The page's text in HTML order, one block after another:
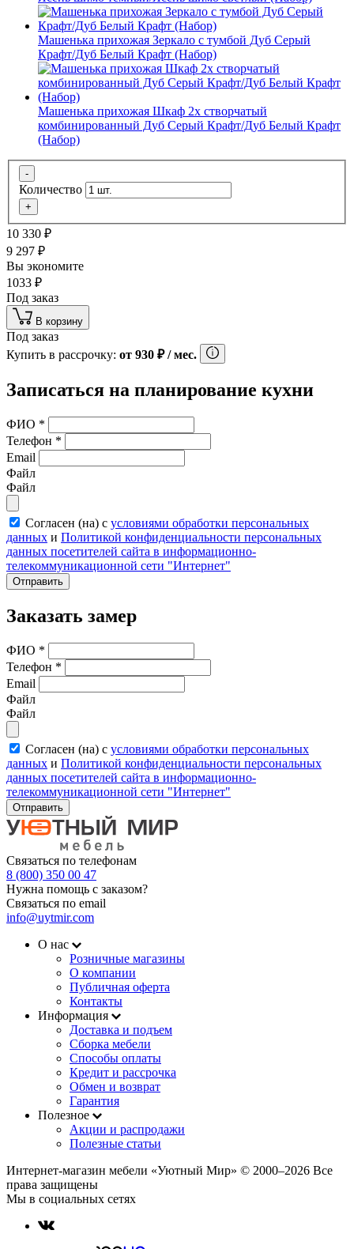
Машенька прихожая Зеркало с тумбой Дуб Серый
Крафт/Дуб Белый Крафт (Набор)
Машенька прихожая Шкаф 2х створчатый
комбинированный Дуб Серый Крафт/Дуб Белый Крафт
(Набор)
-
Количество
+
10 330 ₽
9 297 ₽
Вы экономите
1033 ₽
Под заказ
В корзину
Под заказ
Купить в рассрочку: от 930 ₽/ мес.
Записаться на планирование кухни
ФИО *
Телефон *
Email
Файл
Файл
Согласен (на) с условиями обработки персональных
данных и Политикой конфиденциальности персональных
данных посетителей сайта в информационно-
телекоммуникационной сети "Интернет"
Отправить
Заказать замер
ФИО *
Телефон *
Email
Файл
Файл
Согласен (на) с условиями обработки персональных
данных и Политикой конфиденциальности персональных
данных посетителей сайта в информационно-
телекоммуникационной сети "Интернет"
Отправить
Связаться по телефонам
8 (800) 350 00 47
Нужна помощь с заказом?
Связаться по email
info@uytmir.com
О нас
Розничные магазины
О компании
Публичная оферта
Контакты
Информация
Доставка и подъем
Сборка мебели
Способы оплаты
Кредит и рассрочка
Обмен и возврат
Гарантия
Полезное
Акции и распродажи
Полезные статьи
Интернет-магазин мебели «Уютный Мир» © 2000‒2026 Все
права защищены
Мы в социальных сетях